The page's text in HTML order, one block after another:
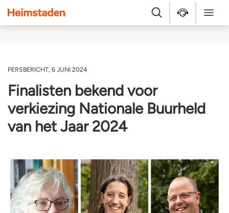
Heimstaden
Zoek Service &Menu
PERSBERICHT, 6 JUNI 2024
Finalisten bekend voor
verkiezing Nationale Buurheld
van het Jaar 2024